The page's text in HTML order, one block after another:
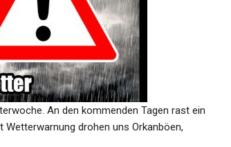
An den kommenden Tagen rast ein
drohen uns Orkanböen,
GESUNDHEIT
Überlebenschancen Bei
Nuklearangriff: Karte Zeigt, Ob
Sie…
Admin Jun 19, 2025